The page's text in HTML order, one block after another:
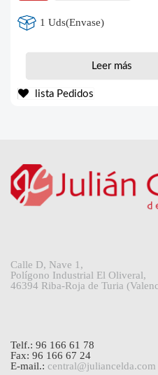
1 Uds(Envase)
Leer más
lista Pedidos
Calle D, Nave 1,
Polígono Industrial El Oliveral,
46394 Riba-Roja de Turia
Telf.: 96 166 61 78
Fax: 96 166 67 24
E-mail.: central@juliancelda.com